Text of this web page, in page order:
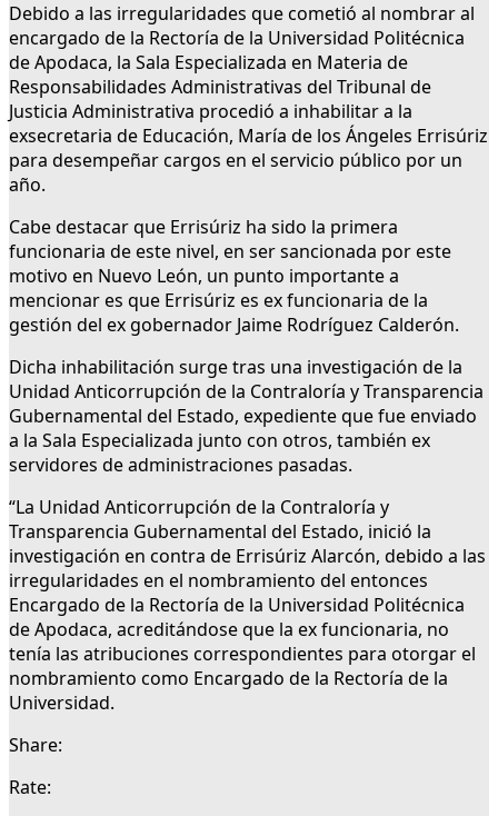
Debido a las irregularidades que cometió al nombrar al
encargado de la Rectoría de la Universidad Politécnica
de Apodaca, la Sala Especializada en Materia de
Responsabilidades Administrativas del Tribunal de
Justicia Administrativa procedió a inhabilitar a la
exsecretaria de Educación, María de los Ángeles Errisúriz
para desempeñar cargos en el servicio público por un
año.
Cabe destacar que Errisúriz ha sido la primera
funcionaria de este nivel, en ser sancionada por este
motivo en Nuevo León, un punto importante a
mencionar es que Errisúriz es ex funcionaria de la
gestión del ex gobernador Jaime Rodríguez Calderón.
Dicha inhabilitación surge tras una investigación de la
Unidad Anticorrupción de la Contraloría y Transparencia
Gubernamental del Estado, expediente que fue enviado
a la Sala Especializada junto con otros, también ex
servidores de administraciones pasadas.
“La Unidad Anticorrupción de la Contraloría y
Transparencia Gubernamental del Estado, inició la
investigación en contra de Errisúriz Alarcón, debido a las
irregularidades en el nombramiento del entonces
Encargado de la Rectoría de la Universidad Politécnica
de Apodaca, acreditándose que la ex funcionaria, no
tenía las atribuciones correspondientes para otorgar el
nombramiento como Encargado de la Rectoría de la
Universidad.
Share:
Rate: